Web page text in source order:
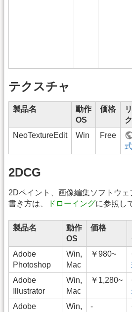
テクスチャ
製品名
動作
OS
価格
ク
NeoTextureEdit Win Free
式
2DCG
2Dペイント、画像編集ソフトウ
書き方は、
ドローイングに参照し
製品名
動作
OS
価格
Adobe
Photoshop
Win,
Mac
￥980~
Adobe
Illustrator
Win,
Mac
￥1,280~
Adobe
Win, -